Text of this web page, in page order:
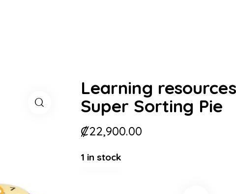
Learning
Super Sorting Pie
₡22,900.00
1 in stock